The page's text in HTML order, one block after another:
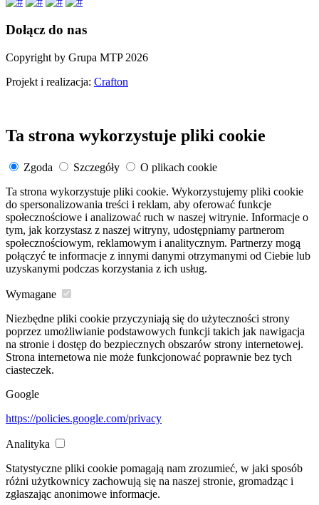
Dołącz do nas
Copyright by Grupa MTP 2026
Projekt i realizacja: Crafton
Ta strona wykorzystuje pliki cookie
Zgoda Szczegóły
O plikach cookie
Ta strona wykorzystuje pliki cookie. Wykorzystujemy pliki cookie
do spersonalizowania treści i reklam, aby oferować funkcje
społecznościowe i analizować ruch w naszej witrynie. Informacje o
tym, jak korzystasz z naszej witryny, udostępniamy partnerom
społecznościowym, reklamowym i analitycznym. Partnerzy mogą
połączyć te informacje z innymi danymi otrzymanymi od Ciebie lub
uzyskanymi podczas korzystania z ich usług.
Wymagane
Niezbędne pliki cookie przyczyniają się do użyteczności strony
poprzez umożliwianie podstawowych funkcji takich jak nawigacja
na stronie i dostęp do bezpiecznych obszarów strony internetowej.
Strona internetowa nie może funkcjonować poprawnie bez tych
ciasteczek.
Google
https://policies.google.com/privacy
Analityka
Statystyczne pliki cookie pomagają nam zrozumieć, w jaki sposób
różni użytkownicy zachowują się na naszej stronie, gromadząc i
zgłaszając anonimowe informacje.